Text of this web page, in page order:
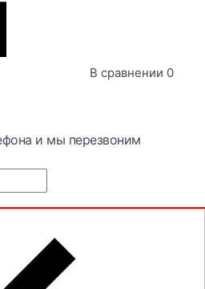
В сравнении 0
и мы перезвоним